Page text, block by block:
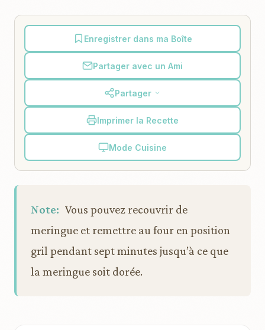
Enregistrer dans ma Boîte
Partager avec un Ami
Partager
Imprimer la Recette
Mode Cuisine
Note: Vous pouvez recouvrir de
meringue et remettre au four en position
gril pendant sept minutes jusqu’à ce que
la meringue soit dorée.